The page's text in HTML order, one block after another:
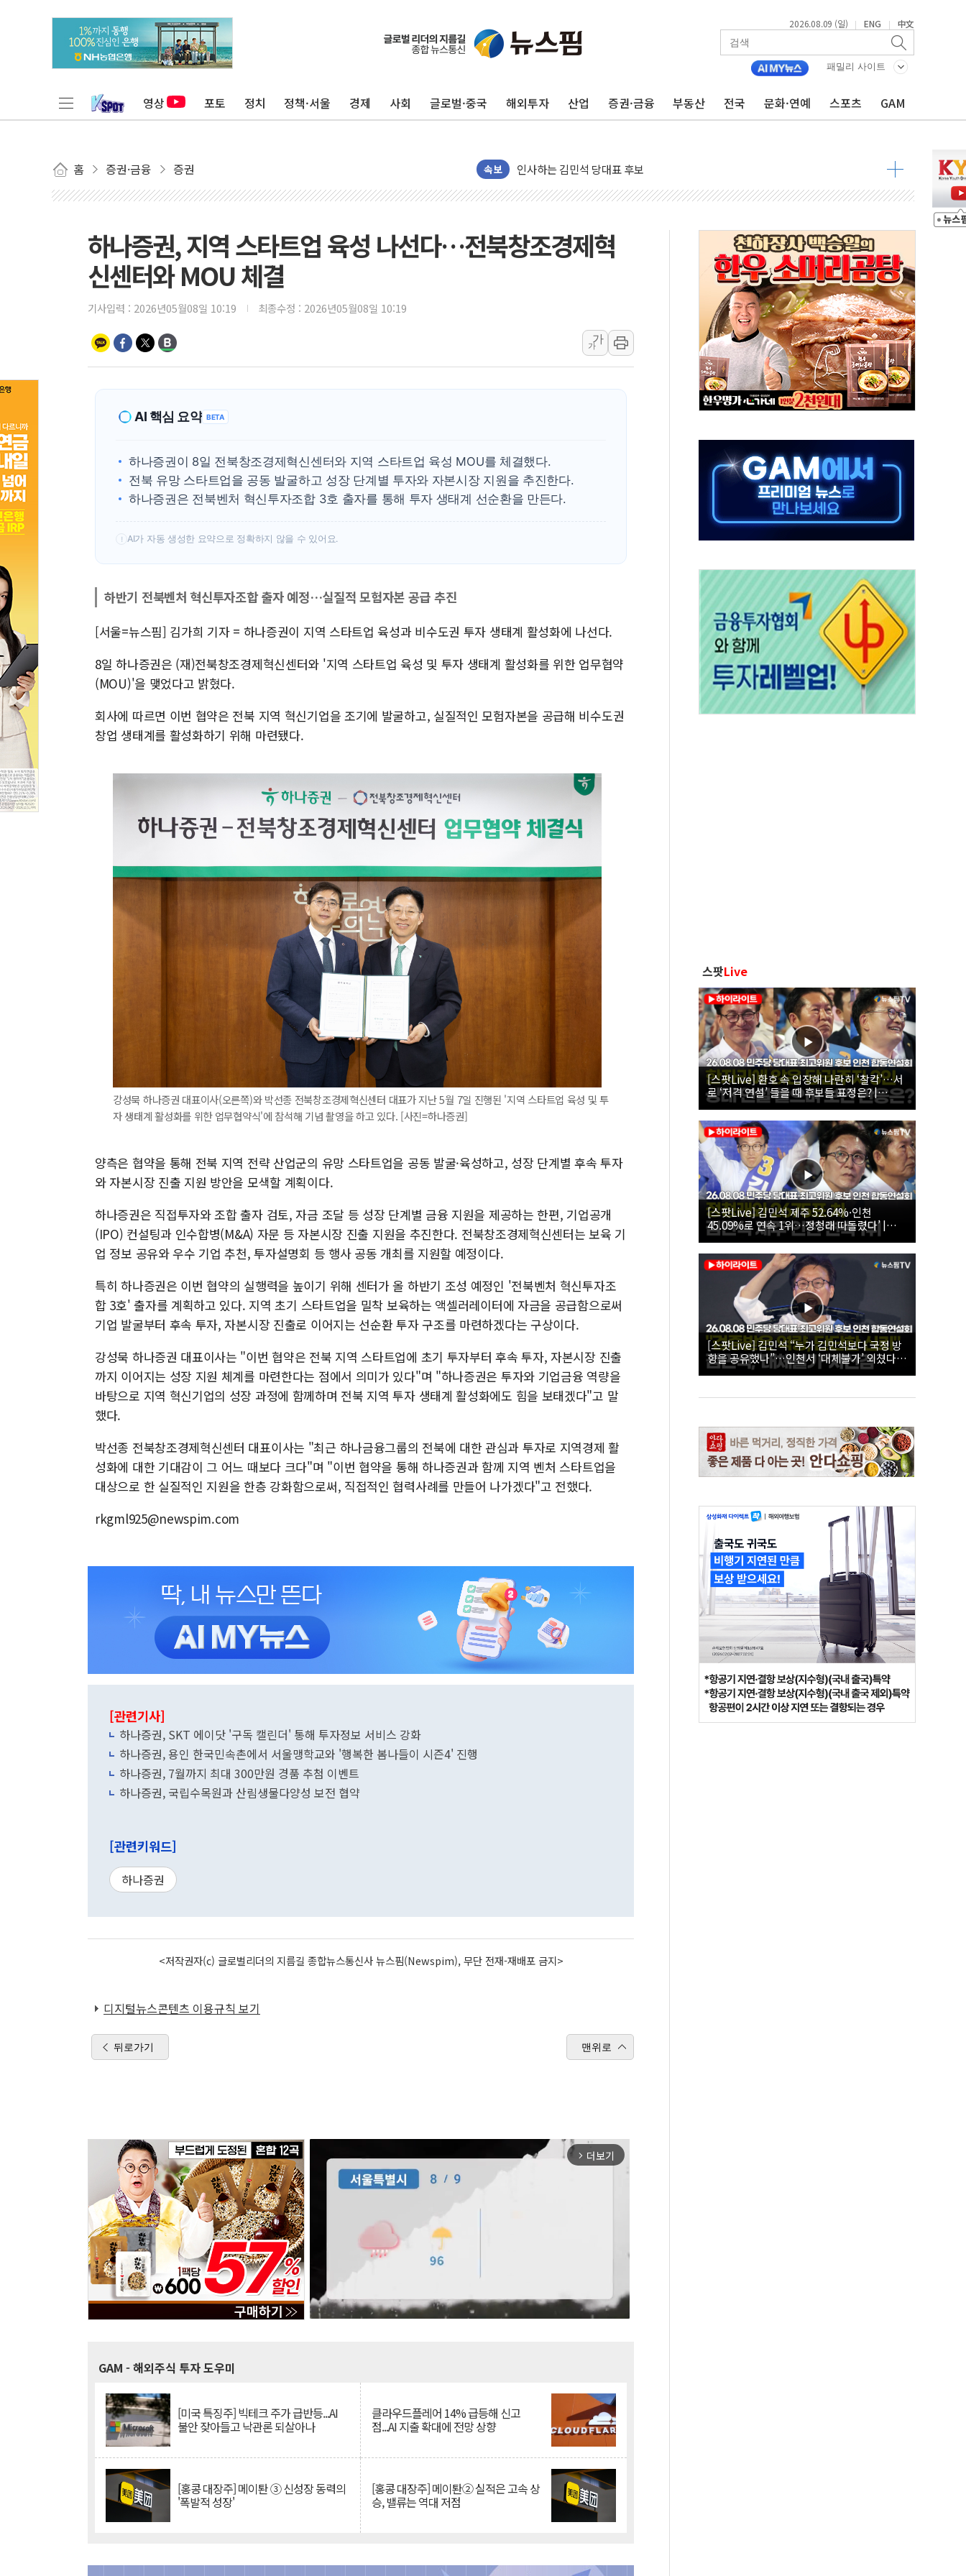
2026.08.09 (일) | ENG | 中文
패밀리 사이트
영상 포토 정치 정책·서울 경제 사회 글로벌·중국 해외투자 산업 증권·금융 부동산 전국 문화·연예 스포츠 GAM
홈 증권·금융 증권 속보
포항시 재난예산 40억 긴급 투입…고수온 양식장 복구·지원 '총력'
울진·영덕 '호우특보'-포항 '산사태 주의보'...경북도, 호우 피해·통제구간 없어
인천 합동연설회 나선 송영길·정청래·김민석 당대표 후보
김민석, 2주차 제주·인천 경선서 정청래에 승리...47.75% vs 42.08%
[속보] 민주, 제주·인천 경선 결과 발표...김민석 47.75% 정청래 42.08%
[속보] 민주, 인천 경선 결과 발표...김민석 45.09% 정청래 43.27% 송영길 11.63%
이번주 국내 주요 금융일정(8.10~8.14)
美, 이란전 출구전략 만지작…공습 한계·탄약 부족 현실화
강릉·동해·삼척 시간당 최대 50㎜ 폭우…강원 동해안 강한 비 이어져
폐기물 수거하다 참변…60대 환경미화원 수거차에 치여 사망
서울 중랑구 주택가서 흉기 난동…60대 남성 2명 숨져
李대통령 "결혼 때문에 손해 보는 일 없게"…'결혼 페널티' 22개 과제 손본다
여수 오동도 인근 해상서 모터보트 전복…1명 사망·1명 실종
추미애, '위안부' 피해자 기림의 날 참석..."국제적 시민 연대로 목소리 내야"
인천 선재도 갯벌서 해루질 중 실종 60대 나흘만에 숨진 채 발견
'화합' 꺼낸 김민석에 '뻔뻔' 받아친 정청래…제주 연설서 신경전 고조
하나증권, 지역 스타트업 육성 나선다…전북창조경제혁
신센터와 MOU 체결
기사입력 : 2026년05월08일 10:19 최종수정 : 2026년05월08일 10:19
가
가
AI 핵심 요약 BETA
하나증권이 8일 전북창조경제혁신센터와 지역 스타트업 육성 MOU를 체결했다.
전북 유망 스타트업을 공동 발굴하고 성장 단계별 투자와 자본시장 지원을 추진한다.
하나증권은 전북벤처 혁신투자조합 3호 출자를 통해 투자 생태계 선순환을 만든다.
! AI가 자동 생성한 요약으로 정확하지 않을 수 있어요.
하반기 전북벤처 혁신투자조합 출자 예정…실질적 모험자본 공급 추진
[서울=뉴스핌] 김가희 기자 = 하나증권이 지역 스타트업 육성과 비수도권 투자 생태계 활성화에 나선다.
8일 하나증권은 (재)전북창조경제혁신센터와 '지역 스타트업 육성 및 투자 생태계 활성화를 위한 업무협약
(MOU)'을 맺었다고 밝혔다.
회사에 따르면 이번 협약은 전북 지역 혁신기업을 조기에 발굴하고, 실질적인 모험자본을 공급해 비수도권
창업 생태계를 활성화하기 위해 마련됐다.
강성묵 하나증권 대표이사(오른쪽)와 박선종 전북창조경제혁신센터 대표가 지난 5월 7일 진행된 '지역 스타트업 육성 및 투
자 생태계 활성화를 위한 업무협약식'에 참석해 기념 촬영을 하고 있다. [사진=하나증권]
양측은 협약을 통해 전북 지역 전략 산업군의 유망 스타트업을 공동 발굴·육성하고, 성장 단계별 후속 투자
와 자본시장 진출 지원 방안을 모색할 계획이다.
하나증권은 직접투자와 조합 출자 검토, 자금 조달 등 성장 단계별 금융 지원을 제공하는 한편, 기업공개
(IPO) 컨설팅과 인수합병(M&A) 자문 등 자본시장 진출 지원을 추진한다. 전북창조경제혁신센터는 보육 기
업 정보 공유와 우수 기업 추천, 투자설명회 등 행사 공동 개최를 지원할 예정이다.
특히 하나증권은 이번 협약의 실행력을 높이기 위해 센터가 올 하반기 조성 예정인 '전북벤처 혁신투자조
합 3호' 출자를 계획하고 있다. 지역 초기 스타트업을 밀착 보육하는 액셀러레이터에 자금을 공급함으로써
기업 발굴부터 후속 투자, 자본시장 진출로 이어지는 선순환 투자 구조를 마련하겠다는 구상이다.
강성묵 하나증권 대표이사는 "이번 협약은 전북 지역 스타트업에 초기 투자부터 후속 투자, 자본시장 진출
까지 이어지는 성장 지원 체계를 마련한다는 점에서 의미가 있다"며 "하나증권은 투자와 기업금융 역량을
바탕으로 지역 혁신기업의 성장 과정에 함께하며 전북 지역 투자 생태계 활성화에도 힘을 보태겠다"고 말
했다.
박선종 전북창조경제혁신센터 대표이사는 "최근 하나금융그룹의 전북에 대한 관심과 투자로 지역경제 활
성화에 대한 기대감이 그 어느 때보다 크다"며 "이번 협약을 통해 하나증권과 함께 지역 벤처 스타트업을
대상으로 한 실질적인 지원을 한층 강화함으로써, 직접적인 협력사례를 만들어 나가겠다"고 전했다.
rkgml925@newspim.com
[관련기사]
하나증권, SKT 에이닷 '구독 캘린더' 통해 투자정보 서비스 강화
하나증권, 용인 한국민속촌에서 서울맹학교와 '행복한 봄나들이 시즌4' 진행
하나증권, 7월까지 최대 300만원 경품 추첨 이벤트
하나증권, 국립수목원과 산림생물다양성 보전 협약
[관련키워드]
하나증권
<저작권자(c) 글로벌리더의 지름길 종합뉴스통신사 뉴스핌(Newspim), 무단 전재-재배포 금지>
디지털뉴스콘텐츠 이용규칙 보기
뒤로가기 맨위로
arrow_forward_ios 더보기
GAM - 해외주식 투자 도우미
[미국 특징주] 빅테크 주가 급반등...AI
불안 잦아들고 낙관론 되살아나
클라우드플레어 14% 급등해 신고
점...AI 지출 확대에 전망 상향
[홍콩 대장주] 메이퇀 ③ 신성장 동력의
'폭발적 성장'
[홍콩 대장주] 메이퇀② 실적은 고속 상
승, 밸류는 역대 저점
스팟Live
[스팟Live] 환호 속 입장해 나란히 ‘찰칵’…서
로 ‘저격 연설’ 들을 때 후보들 표정은? |
26.08.08 더불어민주당 당대표·최고위원 후
보 인천 합동연설회
[스팟Live] 김민석 제주 52.64%·인천
45.09%로 연속 1위…정청래 따돌렸다’ |
26.08.08 더불어민주당 당대표·최고위원 후
보 인천 합동연설회
[스팟Live] 김민석 “누가 김민석보다 국정 방
향을 공유했나”…인천서 ‘대체불가’ 외쳤다 |
26.08.08 더불어민주당 당대표·최고위원 후